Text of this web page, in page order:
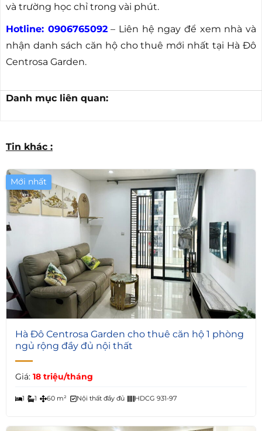
và trường học chỉ trong vài phút.
Hotline: 0906765092– Liên hệ ngay để xem nhà và
nhận danh sách căn hộ cho thuê mới nhất tại Hà Đô
Centrosa Garden.
Danh mục liên quan:
Tin khác :
Mới nhất
5
Hà Đô Centrosa Garden cho thuê căn hộ 1 phòng
ngủ rộng đầy đủ nội thất
Giá: 18 triệu/tháng
1 1 60 m² Nội thất đầy đủ HDCG 931-97